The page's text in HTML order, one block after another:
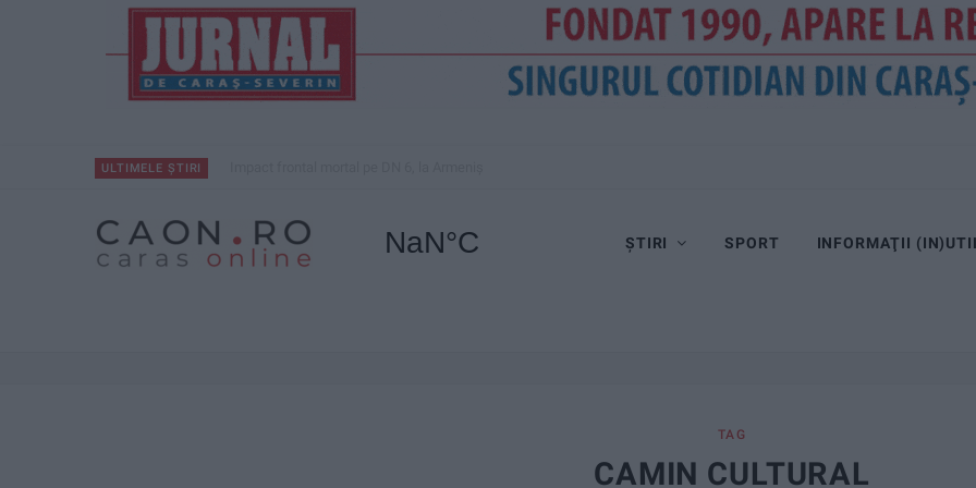
ULTIMELE ȘTIRI
ȘTIRI SPORT INFORMAŢII
TAG
CAMIN CULTURAL